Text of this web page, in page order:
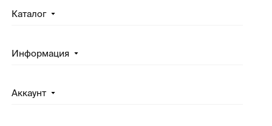
Каталог
Информация
Аккаунт